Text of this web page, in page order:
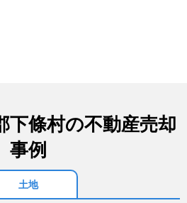
下條村の不動産売却
事例
土地